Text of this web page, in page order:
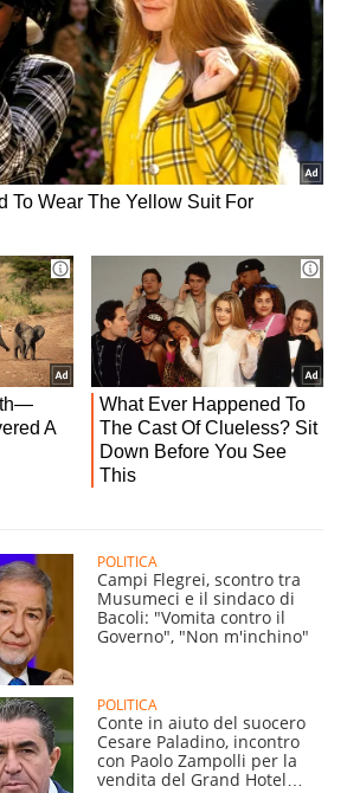
POLITICA
Campi Flegrei, scontro tra
Musumeci e il sindaco di
Bacoli: "Vomita contro il
Governo", "Non m'inchino"
POLITICA
Conte in aiuto del suocero
Cesare Paladino, incontro
con Paolo Zampolli per la
vendita del Grand Hotel